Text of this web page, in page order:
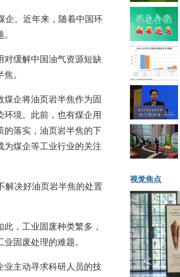
企。近年来，随着中国环
对缓解中国油气资源短缺
。
企将油页岩半焦作为固
境。此前，也有煤企用
的落实，油页岩半焦的下
为煤企等工业行业的关注
解决好油页岩半焦的处置
，工业固废种类繁多，
固废处理的难题。
业主动寻求科研人员的技
视觉焦点
<